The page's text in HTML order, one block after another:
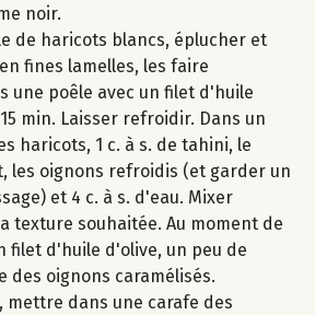
noir.
de haricots blancs, éplucher et
fines lamelles, les faire
une poêle avec un filet d'huile
min. Laisser refroidir. Dans un
haricots, 1 c. à s. de tahini, le
les oignons refroidis (et garder un
et 4 c. à s. d'eau. Mixer
texture souhaitée. Au moment de
filet d'huile d'olive, un peu de
des oignons caramélisés.
mettre dans une carafe des